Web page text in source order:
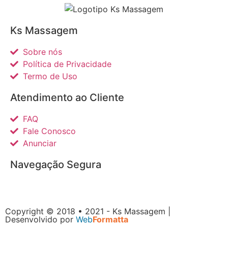
Ks Massagem
Sobre nós
Política de Privacidade
Termo de Uso
Atendimento ao Cliente
FAQ
Fale Conosco
Anunciar
Navegação Segura
Copyright © 2018 • 2021 - Ks Massagem |
Desenvolvido por WebFormatta